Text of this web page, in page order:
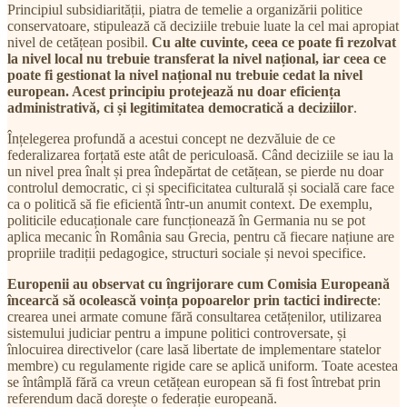
Principiul subsidiarității, piatra de temelie a organizării politice
conservatoare, stipulează că deciziile trebuie luate la cel mai apropiat
nivel de cetățean posibil. Cu alte cuvinte, ceea ce poate fi rezolvat
la nivel local nu trebuie transferat la nivel național, iar ceea ce
poate fi gestionat la nivel național nu trebuie cedat la nivel
european. Acest principiu protejează nu doar eficiența
administrativă, ci și legitimitatea democratică a deciziilor.
Înțelegerea profundă a acestui concept ne dezvăluie de ce
federalizarea forțată este atât de periculoasă. Când deciziile se iau la
un nivel prea înalt și prea îndepărtat de cetățean, se pierde nu doar
controlul democratic, ci și specificitatea culturală și socială care face
ca o politică să fie eficientă într-un anumit context. De exemplu,
politicile educaționale care funcționează în Germania nu se pot
aplica mecanic în România sau Grecia, pentru că fiecare națiune are
propriile tradiții pedagogice, structuri sociale și nevoi specifice.
Europenii au observat cu îngrijorare cum Comisia Europeană
încearcă să ocolească voința popoarelor prin tactici indirecte:
crearea unei armate comune fără consultarea cetățenilor, utilizarea
sistemului judiciar pentru a impune politici controversate, și
înlocuirea directivelor (care lasă libertate de implementare statelor
membre) cu regulamente rigide care se aplică uniform. Toate acestea
se întâmplă fără ca vreun cetățean european să fi fost întrebat prin
referendum dacă dorește o federație europeană.